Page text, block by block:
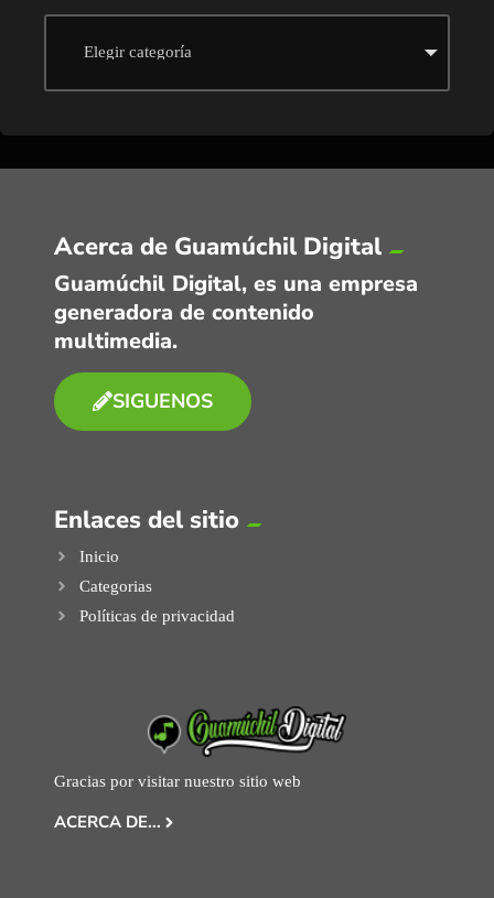
Acerca de Guamúchil Digital
Guamúchil Digital, es una empresa
generadora de contenido
multimedia.
SIGUENOS
Enlaces del sitio
Inicio
Categorias
Políticas de privacidad
Gracias por visitar nuestro sitio web
ACERCA DE...